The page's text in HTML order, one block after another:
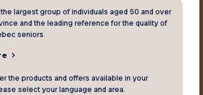
chez
the largest group of individuals aged 50 and over
and the leading reference for the quality of
seniors.
the products and offers available in your
select your language and area.